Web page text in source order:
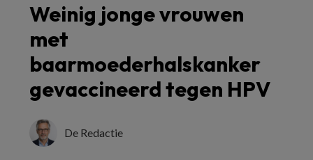
Weinig jonge vrouwen
met
baarmoederhalskanker
gevaccineerd tegen HPV
De Redactie